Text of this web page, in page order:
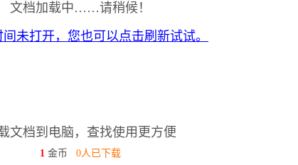
文档加载中……请稍候！
未打开，您也可以点击刷新试试。
载文档到电脑，查找使用更方便
1 金币 0人已下载